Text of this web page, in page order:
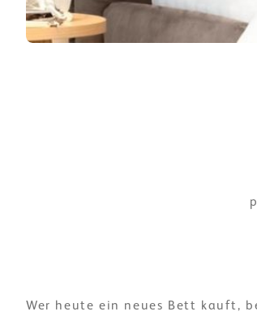
Wer heute ein neues Bett kauft,